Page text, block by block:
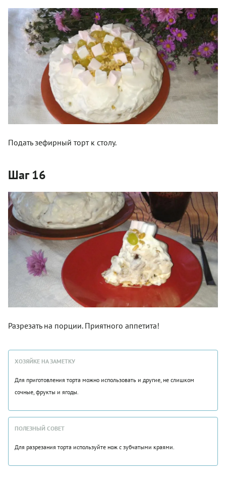
Подать зефирный торт к столу.
Шаг 16
Разрезать на порции. Приятного аппетита!
ХОЗЯЙКЕ НА ЗАМЕТКУ
Для приготовления торта можно использовать и другие, не слишком
сочные, фрукты и ягоды.
ПОЛЕЗНЫЙ СОВЕТ
Для разрезания торта используйте нож с зубчатыми краями.